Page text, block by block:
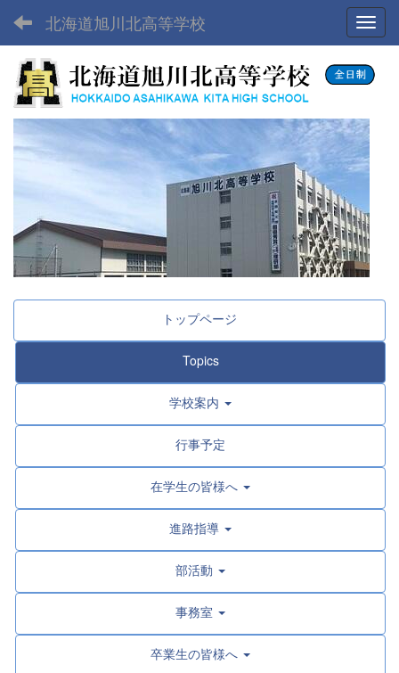
北海道旭川北高等学校
トップページ
Topics
学校案内
行事予定
在学生の皆様へ
進路指導
部活動
事務室
卒業生の皆様へ